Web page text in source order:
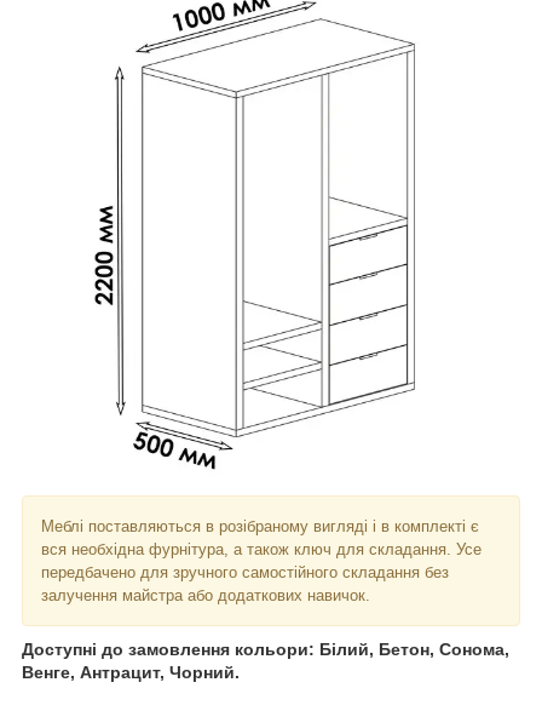
Меблі поставляються в розібраному вигляді і в комплекті є
вся необхідна фурнітура, а також ключ для складання. Усе
передбачено для зручного самостійного складання без
залучення майстра або додаткових навичок.
Доступні до замовлення кольори: Білий, Бетон, Сонома,
Венге, Антрацит, Чорний.